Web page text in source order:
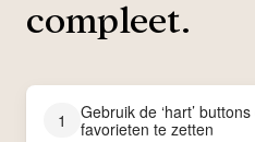
compleet.
1
Gebruik de ‘hart’
favorieten te zetten